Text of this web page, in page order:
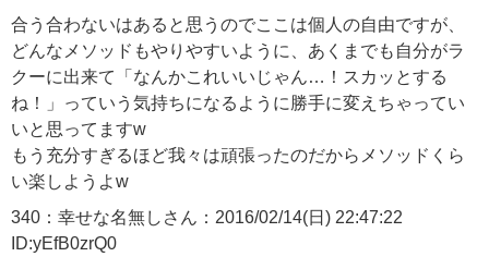
合う合わないはあると思うのでここは個人の自由ですが、
どんなメソッドもやりやすいように、あくまでも自分がラ
クーに出来て「なんかこれいいじゃん…！スカッとする
ね！」っていう気持ちになるように勝手に変えちゃってい
いと思ってますw
もう充分すぎるほど我々は頑張ったのだからメソッドくら
い楽しようよw
340：幸せな名無しさん：2016/02/14(日) 22:47:22
ID:yEfB0zrQ0